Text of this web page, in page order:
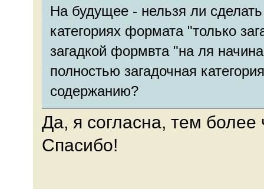
На будущее - нельзя ли
категориях формата "только
загадкой формвта "на ля
полностью загадочная
содержанию?
Да, я согласна, тем более
Спасибо!